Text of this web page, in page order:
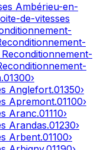
Ambérieu-en-
de-vitesses
Reconditionnement-
.01300›
Anglefort.01350›
Apremont.01100›
Aranc.01110›
Arandas.01230›
Arbent.01100›